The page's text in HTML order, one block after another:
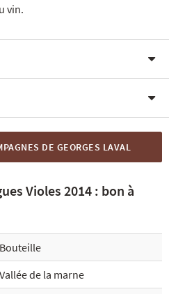
vin.
DE GEORGES LAVAL
Violes 2014 : bon à
Bouteille
Vallée de la marne